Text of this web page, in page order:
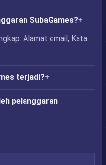
SubaGames?
Alamat email, Kata
terjadi?
pelanggaran